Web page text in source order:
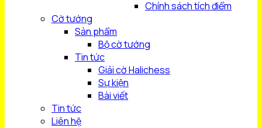
Chính sách tích điểm
Cờ tướng
Sản phẩm
Bộ cờ tướng
Tin tức
Giải cờ Halichess
Sự kiện
Bài viết
Tin tức
Liên hệ